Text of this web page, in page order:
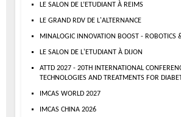
LE SALON DE L’ETUDIANT À REIMS
LE GRAND RDV DE L'ALTERNANCE
MINALOGIC INNOVATION BOOST - ROBOTICS
LE SALON DE L'ETUDIANT À DIJON
ATTD 2027 - 20TH INTERNATIONAL
TECHNOLOGIES AND TREATMENTS FOR
IMCAS WORLD 2027
IMCAS CHINA 2026